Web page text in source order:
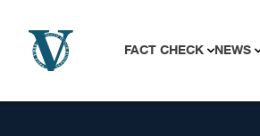
FACT CHECK NEWS